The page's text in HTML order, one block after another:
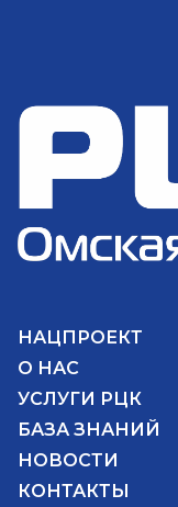
НАЦПРОЕКТ
О НАС
УСЛУГИ РЦК
БАЗА ЗНАНИЙ
НОВОСТИ
КОНТАКТЫ